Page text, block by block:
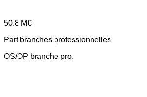
50.8 M€
Part branches professionnelles
OS/OP branche pro.